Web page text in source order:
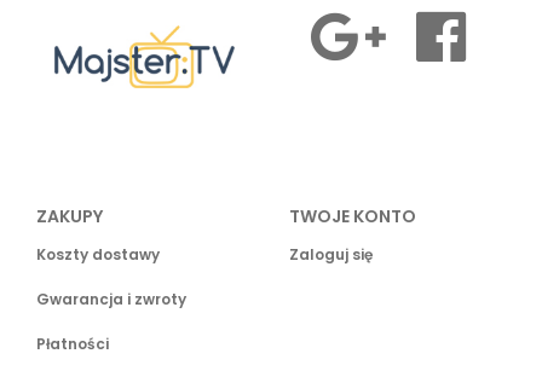
ZAKUPY
Koszty dostawy
Gwarancja i zwroty
Płatności
TWOJE KONTO
Zaloguj się